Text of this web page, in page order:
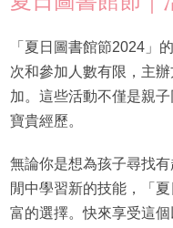
「夏日圖書館節2024」
次和參加人數有限，主
加。這些活動不僅是親
寶貴經歷。
無論你是想為孩子尋找
閒中學習新的技能，「
富的選擇。快來享受這